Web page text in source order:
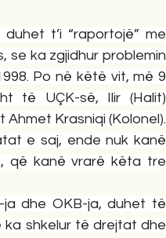
t’i “raportojë” me
se ka zgjidhur problemin
Po në këtë vit, më 9
të UÇK-së, Ilir (Halit)
Ahmet Krasniqi (Kolonel).
e saj, ende nuk kanë
që kanë vrarë këta tre
dhe OKB-ja, duhet të
ka shkelur të drejtat dhe